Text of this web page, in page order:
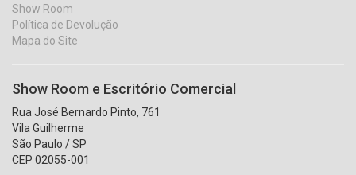
Show Room
Política de Devolução
Mapa do Site
Show Room e Escritório Comercial
Rua José Bernardo Pinto, 761
Vila Guilherme
São Paulo / SP
CEP 02055-001